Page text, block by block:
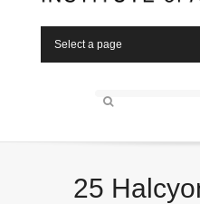
Select a page
25